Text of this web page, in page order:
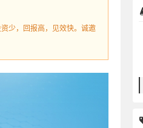
少，回报高，见效快。诚邀